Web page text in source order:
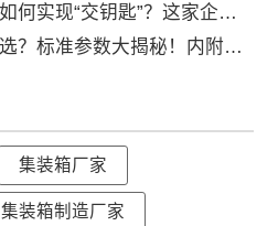
北京集装箱板房定制如何实现“交钥匙”？这家企业有标准答案
集装箱板房尺寸怎么选？标准参数大揭秘！内附避坑选型指南
集装箱厂家
集装箱制造厂家